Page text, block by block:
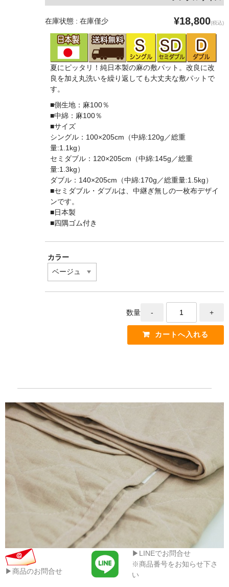
在庫状態 : 在庫僅少 ¥18,800(税込)
夏にピッタリ！純日本製の麻の敷パット。改良に改
良を加え丸洗いを繰り返しても大丈夫な敷パットで
す。
■側生地：麻100％
■中綿：麻100％
■サイズ
シングル：100×205cm（中綿:120g／総重
量:1.1kg）
セミダブル：120×205cm（中綿:145g／総重
量:1.3kg）
ダブル：140×205cm（中綿:170g／総重量:1.5kg）
■セミダブル・ダブルは、中継ぎ無しの一枚布デザイ
ンです。
■日本製
■四隅ゴム付き
カラー
数量
▶商品のお問合せ
▶LINEでお問合せ
※商品番号をお知らせ下さ
い